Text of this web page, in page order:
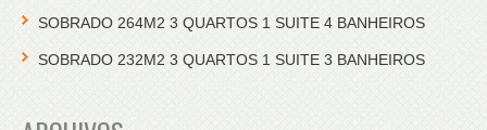
SOBRADO 264M2 3 QUARTOS 1 SUITE 4 BANHEIROS
SOBRADO 232M2 3 QUARTOS 1 SUITE 3 BANHEIROS